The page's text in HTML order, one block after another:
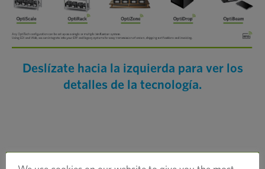
Deslízate hacia la izquierda para ver los
detalles de la tecnología.